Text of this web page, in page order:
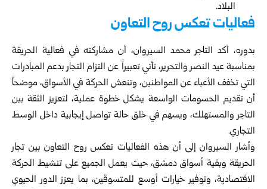
البلاد.
فعاليات تعكس روح التعاون
بدوره، أكد التاجر محمد السيروان، أن مشاركته في فعالية الحريقة
بمناسبة عيد النصر والتحرير، تأتي تعبيراً عن التزام التجار بدعم المبادرات
التي تخفف الأعباء عن المواطنين، وتنعش الحركة في الأسواق، موضحاً
أن تقديم الحسومات الواسعة يشكل خطوة عملية، لتعزيز الثقة بين
التاجر والمستهلك، ويسهم في خلق حالة تواصل إيجابية داخل الوسط
التجاري.
وأشار السيروان إلى أن هذه الفعاليات تعكس روح التعاون بين تجار
الحريقة وبقية أسواق دمشق، حيث يعمل الجميع على تنشيط الحركة
الاقتصادية، وتوفير خيارات أوسع للمتسوقين، بما يعزز الدور الحيوي